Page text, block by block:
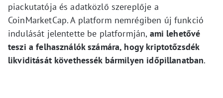
piackutatója és adatközlő szereplője a
CoinMarketCap. A platform nemrégiben új funkció
indulását jelentette be platformján, ami lehetővé
teszi a felhasználók számára, hogy kriptotőzsdék
likviditását követhessék bármilyen időpillanatban.